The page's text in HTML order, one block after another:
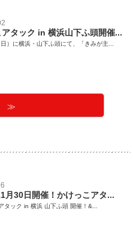
タック in 横浜山下ふ頭開催...
）に横浜・山下ふ頭にて、「きみが主...
≫
月30日開催！かけっこアタ...
タック in 横浜 山下ふ頭 開催！&...